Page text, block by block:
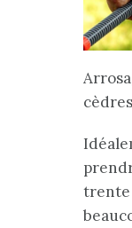
trente